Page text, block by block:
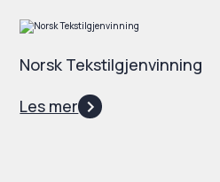
Norsk Tekstilgjenvinning
Les mer